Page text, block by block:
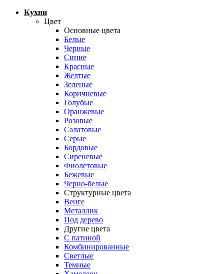
Кухни
Цвет
Основные цвета
Белые
Черные
Синие
Красные
Желтые
Зеленые
Коричневые
Голубые
Оранжевые
Розовые
Салатовые
Серые
Бордовые
Сиреневые
Фиолетовые
Бежевые
Черно-белые
Структурные цвета
Венге
Металлик
Под дерево
Другие цвета
С патиной
Комбинированные
Светлые
Темные